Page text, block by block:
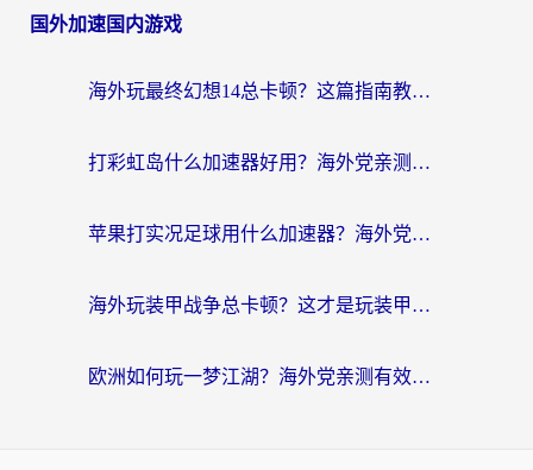
国外加速国内游戏
海外玩最终幻想14总卡顿？这篇指南教你选对加速器（附非洲美国玩家实测）
打彩虹岛什么加速器好用？海外党亲测的国服游戏加速终极指南
苹果打实况足球用什么加速器？海外党亲测有效的国服游戏加速指南
海外玩装甲战争总卡顿？这才是玩装甲战争最好的加速器（附马来西亚玩重装上阵攻略）
欧洲如何玩一梦江湖？海外党亲测有效的国服游戏加速指南